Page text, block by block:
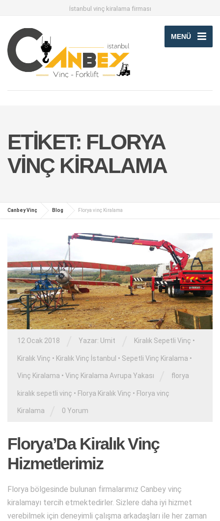
İstanbul vinç kiralama firması
MENÜ
ETIKET: FLORYA
VINÇ KIRALAMA
Canbey Vinç Blog Florya vinç Kiralama
12 Ocak 2018 Yazar: Umit Kiralık Sepetli Vinç •
Kiralık Vinç • Kiralık Vinç İstanbul • Sepetli Vinç Kiralama •
Vinç Kiralama • Vinç Kiralama Avrupa Yakası florya
kiralık sepetli vinç • Florya Kiralık Vinç • Florya vinç
Kiralama 0 Yorum
Florya’Da Kiralık Vinç
Hizmetlerimiz
Florya bölgesinde bulunan firmalarımız Canbey vinç
kiralamayı tercih etmektedirler. Sizlere daha iyi hizmet
verebilmek için deneyimli çalışma arkadaşları ile her zaman